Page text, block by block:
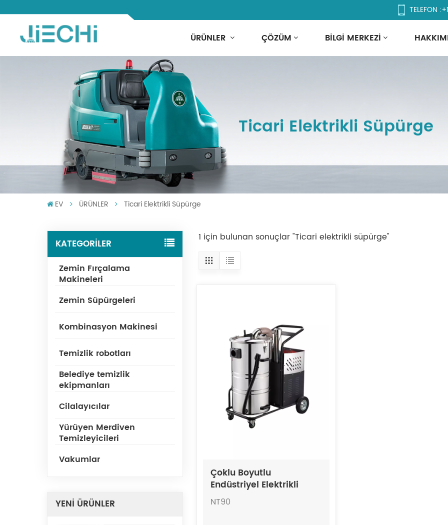
TELEFON :
ÜRÜNLER ÇÖZÜM BILGI MERKEZI
Ticari Elektrikli Süpürge
EV ÜRÜNLER Ticari Elektrikli Süpürge
KATEGORİLER
Zemin Fırçalama
Makineleri
Zemin Süpürgeleri
Kombinasyon Makinesi
Temizlik robotları
Belediye temizlik
ekipmanları
Cilalayıcılar
Yürüyen Merdiven
Temizleyicileri
Vakumlar
YENİ ÜRÜNLER
1 için bulunan sonuçlar "Ticari elektrikli süpürge"
Çoklu Boyutlu
Endüstriyel Elektrikli
Süpürge NT90
NT90